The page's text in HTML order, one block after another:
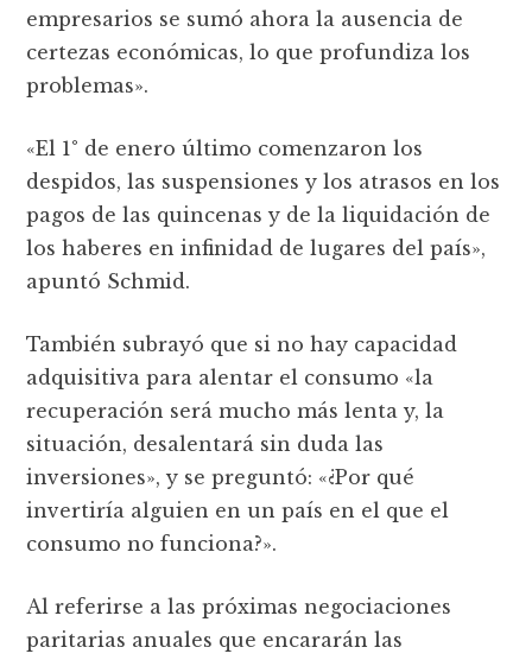
empresarios se sumó ahora la ausencia de
certezas económicas, lo que profundiza los
problemas».
«El 1° de enero último comenzaron los
despidos, las suspensiones y los atrasos en los
pagos de las quincenas y de la liquidación de
los haberes en infinidad de lugares del país»,
apuntó Schmid.
También subrayó que si no hay capacidad
adquisitiva para alentar el consumo «la
recuperación será mucho más lenta y, la
situación, desalentará sin duda las
inversiones», y se preguntó: «¿Por qué
invertiría alguien en un país en el que el
consumo no funciona?».
Al referirse a las próximas negociaciones
paritarias anuales que encararán las